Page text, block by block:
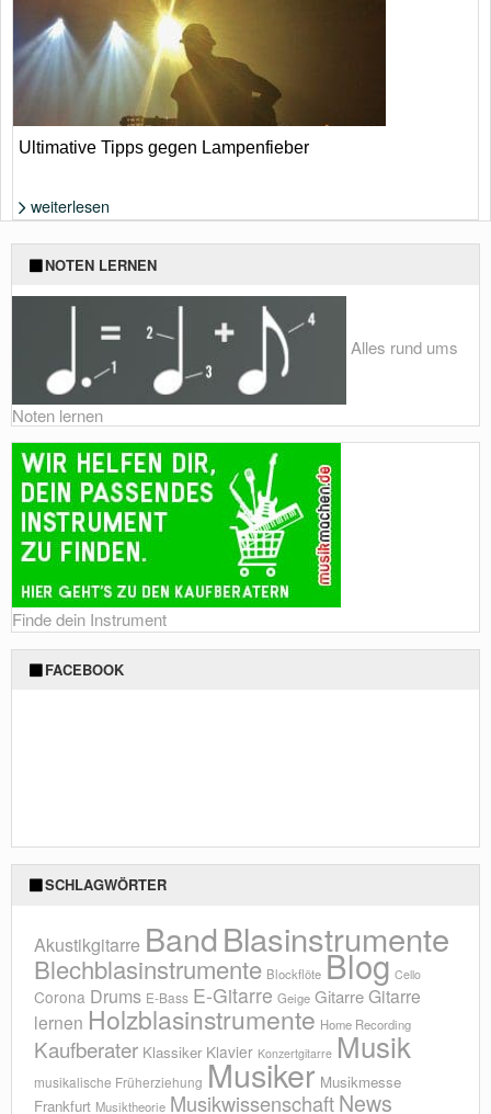
Foto: Shutterstock von Rawpixel.com
Ultimative Tipps gegen Lampenfieber
weiterlesen
NOTEN LERNEN
Alles rund ums
Noten lernen
Finde dein Instrument
FACEBOOK
SCHLAGWÖRTER
Akustikgitarre BandBlasinstrumente
Blechblasinstrumente Blockflöte Blog Cello
Corona Drums E-Bass E-Gitarre Geige GitarreGitarre
lernen Holzblasinstrumente Home Recording
Kaufberater Klassiker Klavier Konzertgitarre Musik
musikalische Früherziehung Musiker Musikmesse
Frankfurt Musiktheorie MusikwissenschaftNews